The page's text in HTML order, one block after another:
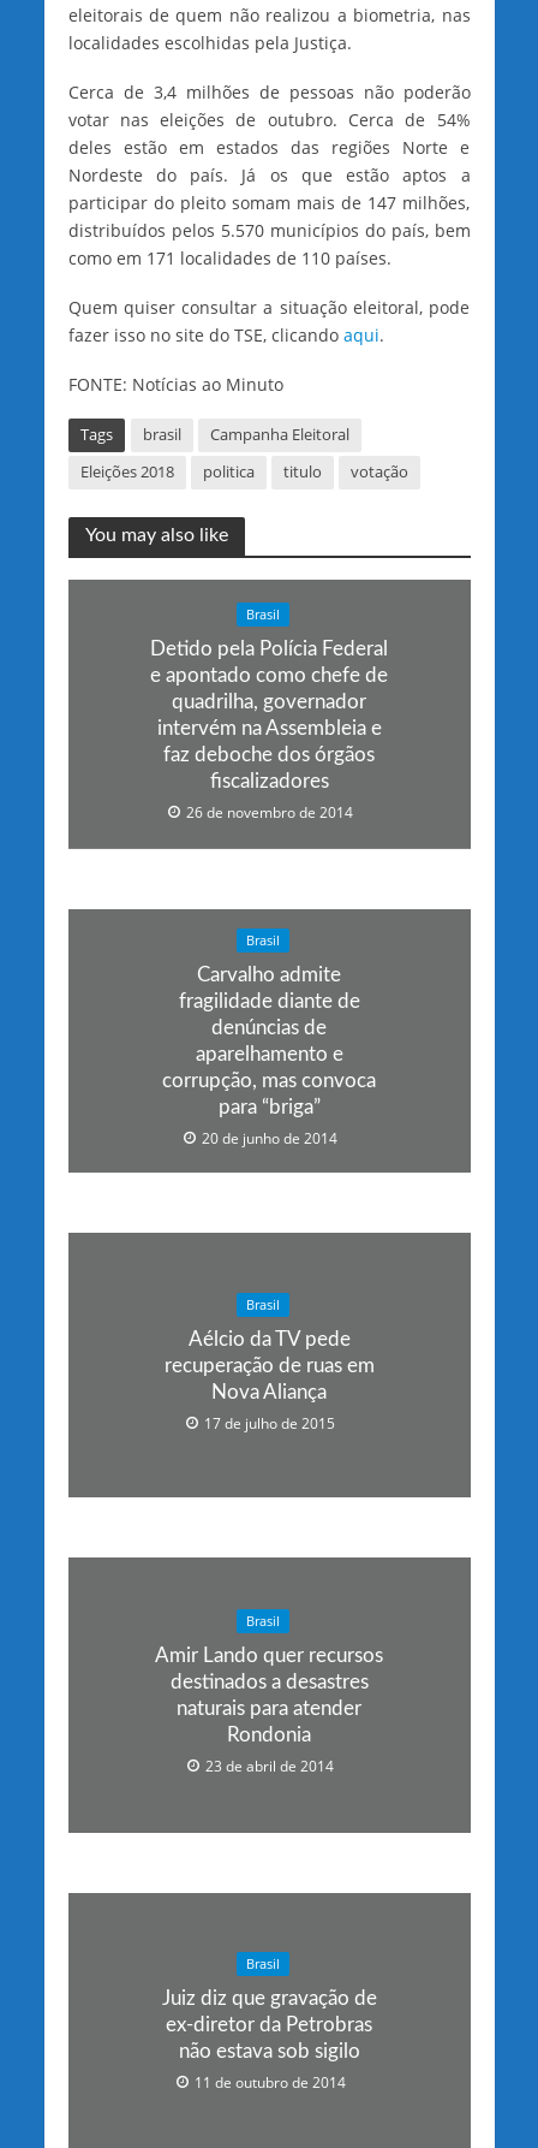
eleitorais de quem não realizou a biometria, nas
localidades escolhidas pela Justiça.
Cerca de 3,4 milhões de pessoas não poderão
votar nas eleições de outubro. Cerca de 54%
deles estão em estados das regiões Norte e
Nordeste do país. Já os que estão aptos a
participar do pleito somam mais de 147 milhões,
distribuídos pelos 5.570 municípios do país, bem
como em 171 localidades de 110 países.
Quem quiser consultar a situação eleitoral, pode
fazer isso no site do TSE, clicando aqui.
FONTE: Notícias ao Minuto
Tags brasil
Campanha Eleitoral
Eleições 2018
politica titulo votação
You may also like
Brasil
Detido pela Polícia Federal
e apontado como chefe de
quadrilha, governador
intervém na Assembleia e
faz deboche dos órgãos
fiscalizadores
26 de novembro de 2014
Brasil
Carvalho admite
fragilidade diante de
denúncias de
aparelhamento e
corrupção, mas convoca
para “briga”
20 de junho de 2014
Brasil
Aélcio da TV pede
recuperação de ruas em
Nova Aliança
17 de julho de 2015
Brasil
Amir Lando quer recursos
destinados a desastres
naturais para atender
Rondonia
23 de abril de 2014
Brasil
Juiz diz que gravação de
ex-diretor da Petrobras
não estava sob sigilo
11 de outubro de 2014